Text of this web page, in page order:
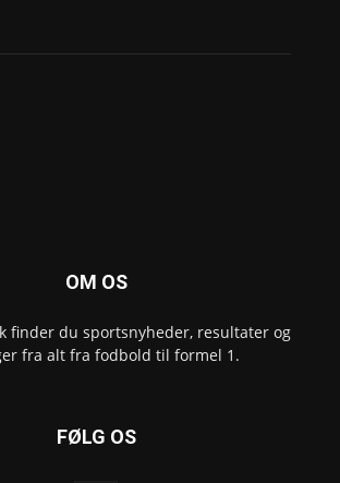
OM OS
finder du sportsnyheder, resultater og
fra alt fra fodbold til formel 1.
FØLG OS